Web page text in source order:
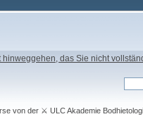
das Sie nicht
von der ⚔ ULC Akademie